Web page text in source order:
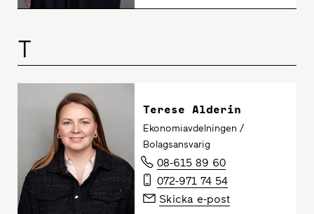
T
Terese Alderin
Ekonomiavdelningen /
Bolagsansvarig
08-615 89 60
072-971 74 54
Skicka e-post